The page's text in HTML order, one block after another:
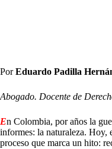
PorEduardo Padilla
Abogado. Docente de
En Colombia, por años la
informes: la naturaleza. Hoy,
proceso que marca un hito: